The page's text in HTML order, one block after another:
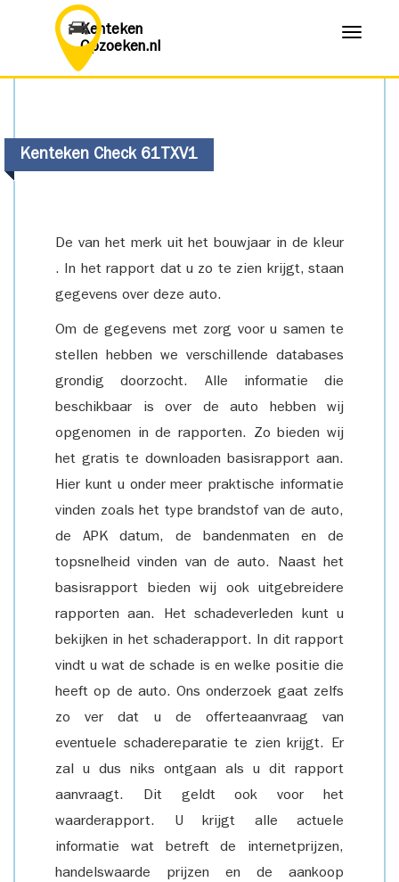
Kenteken
Opzoeken.nl
Menu
Kenteken Check 61TXV1
De van het merk uit het bouwjaar in de kleur
. In het rapport dat u zo te zien krijgt, staan
gegevens over deze auto.
Om de gegevens met zorg voor u samen te
stellen hebben we verschillende databases
grondig doorzocht. Alle informatie die
beschikbaar is over de auto hebben wij
opgenomen in de rapporten. Zo bieden wij
het gratis te downloaden basisrapport aan.
Hier kunt u onder meer praktische informatie
vinden zoals het type brandstof van de auto,
de APK datum, de bandenmaten en de
topsnelheid vinden van de auto. Naast het
basisrapport bieden wij ook uitgebreidere
rapporten aan. Het schadeverleden kunt u
bekijken in het schaderapport. In dit rapport
vindt u wat de schade is en welke positie die
heeft op de auto. Ons onderzoek gaat zelfs
zo ver dat u de offerteaanvraag van
eventuele schadereparatie te zien krijgt. Er
zal u dus niks ontgaan als u dit rapport
aanvraagt. Dit geldt ook voor het
waarderapport. U krijgt alle actuele
informatie wat betreft de internetprijzen,
handelswaarde prijzen en de aankoop